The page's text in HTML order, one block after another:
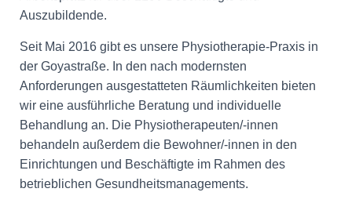
Auszubildende.
Seit Mai 2016 gibt es unsere Physiotherapie-Praxis in
der Goyastraße. In den nach modernsten
Anforderungen ausgestatteten Räumlichkeiten bieten
wir eine ausführliche Beratung und individuelle
Behandlung an. Die Physiotherapeuten/-innen
behandeln außerdem die Bewohner/-innen in den
Einrichtungen und Beschäftigte im Rahmen des
betrieblichen Gesundheitsmanagements.